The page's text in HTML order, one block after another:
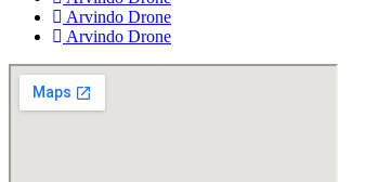
Arvindo Drone
Arvindo Drone